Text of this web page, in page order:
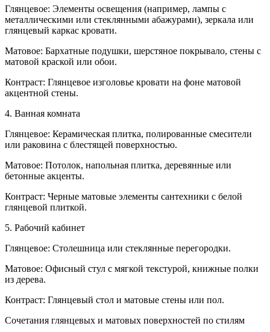
Глянцевое: Элементы освещения (например, лампы с
металлическими или стеклянными абажурами), зеркала или
глянцевый каркас кровати.
Матовое: Бархатные подушки, шерстяное покрывало, стены с
матовой краской или обои.
Контраст: Глянцевое изголовье кровати на фоне матовой
акцентной стены.
4. Ванная комната
Глянцевое: Керамическая плитка, полированные смесители
или раковина с блестящей поверхностью.
Матовое: Потолок, напольная плитка, деревянные или
бетонные акценты.
Контраст: Черные матовые элементы сантехники с белой
глянцевой плиткой.
5. Рабочий кабинет
Глянцевое: Столешница или стеклянные перегородки.
Матовое: Офисный стул с мягкой текстурой, книжные полки
из дерева.
Контраст: Глянцевый стол и матовые стены или пол.
Сочетания глянцевых и матовых поверхностей по стилям